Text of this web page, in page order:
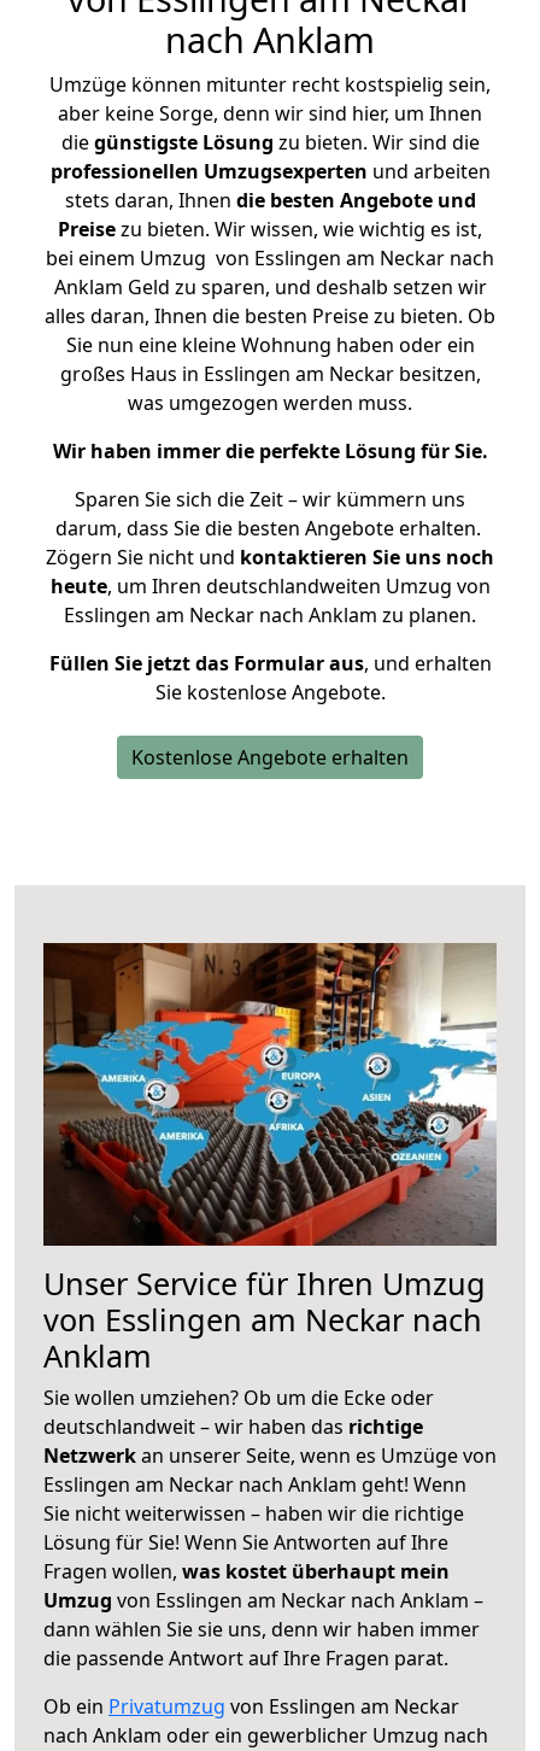
nach Anklam
Umzüge können mitunter recht kostspielig sein,
aber keine Sorge, denn wir sind hier, um Ihnen
diegünstigste Lösung zu bieten. Wir sind die
professionellen Umzugsexperten und arbeiten
stets daran, Ihnen die besten Angebote und
Preisezu bieten. Wir wissen, wie wichtig es ist,
bei einem Umzug von Esslingen am Neckar nach
Anklam Geld zu sparen, und deshalb setzen wir
alles daran, Ihnen die besten Preise zu bieten. Ob
Sie nun eine kleine Wohnung haben oder ein
großes Haus in Esslingen am Neckar besitzen,
was umgezogen werden muss.
Wir haben immer die perfekte Lösung für Sie.
Sparen Sie sich die Zeit – wir kümmern uns
darum, dass Sie die besten Angebote erhalten.
Zögern Sie nicht und kontaktieren Sie uns noch
heute, um Ihren deutschlandweiten Umzug von
Esslingen am Neckar nach Anklam zu planen.
Füllen Sie jetzt das Formular aus, und erhalten
Sie kostenlose Angebote.
Kostenlose Angebote erhalten
Unser Service für Ihren Umzug
von Esslingen am Neckar nach
Anklam
Sie wollen umziehen? Ob um die Ecke oder
deutschlandweit – wir haben das richtige
Netzwerkan unserer Seite, wenn es Umzüge von
Esslingen am Neckar nach Anklam geht! Wenn
Sie nicht weiterwissen – haben wir die richtige
Lösung für Sie! Wenn Sie Antworten auf Ihre
Fragen wollen, was kostet überhaupt mein
Umzug von Esslingen am Neckar nach Anklam –
dann wählen Sie sie uns, denn wir haben immer
die passende Antwort auf Ihre Fragen parat.
Ob ein Privatumzug von Esslingen am Neckar
nach Anklam oder ein gewerblicher Umzug nach